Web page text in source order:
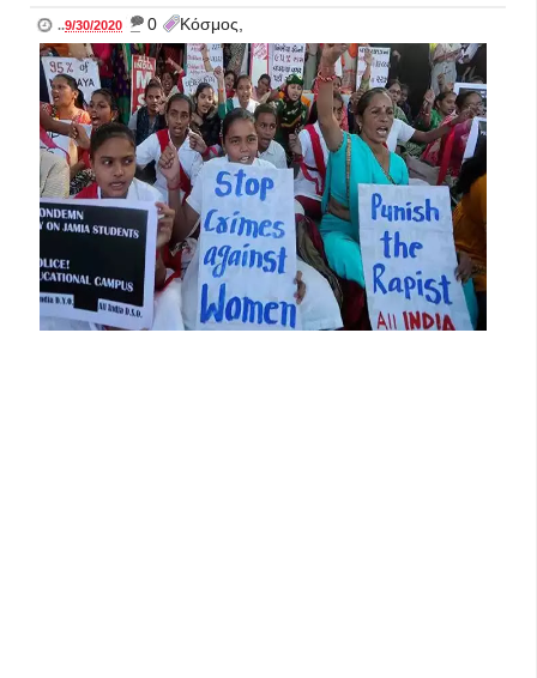
..9/30/2020 _ 0 Κόσμος,